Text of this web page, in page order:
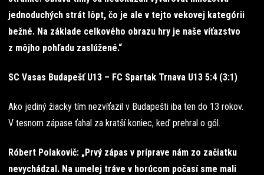
jednoduchých strát lôpt, čo je ale v tejto vekovej kategórii
bežné. Na základe celkového obrazu hry je naše víťazstvo
z môjho pohľadu zaslúžené.“
SC Vasas Budapešť U13 – FC Spartak Trnava U13 5:4 (3:1)
Ako jediný žiacky tím nezvíťazil v Budapešti iba ten do 13 rokov.
V tesnom zápase ťahal za kratší koniec, keď prehral o gól.
Róbert Polakovič: „Prvý zápas v príprave nám zo začiatku
nevychádzal. Na umelej tráve v horúcom počasí sme mali